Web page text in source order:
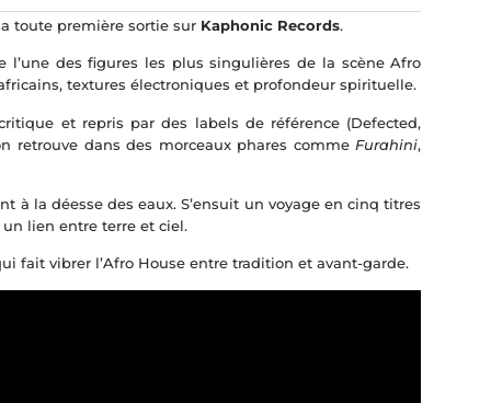
toute première sortie sur Kaphonic Records.
l’une des figures les plus singulières de la scène Afro
textures électroniques et profondeur spirituelle.
et repris par des labels de référence (Defected,
retrouve dans des morceaux phares comme Furahini,
à la déesse des eaux. S’ensuit un voyage en cinq titres
lien entre terre et ciel.
fait vibrer l’Afro House entre tradition et avant-garde.